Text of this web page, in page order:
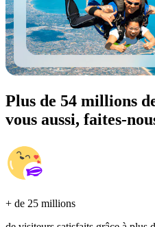
Plus de 54 millions
vous aussi, faites-
+ de 25 millions